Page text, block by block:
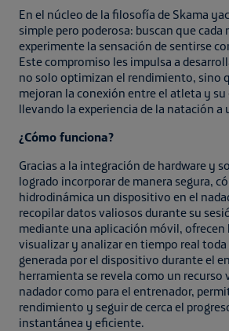
En el núcleo de la filosofía de Skama
simple pero poderosa: buscan que cada
experimente la sensación de sentirse
Este compromiso les impulsa a
no solo optimizan el rendimiento, sino
mejoran la conexión entre el atleta y
llevando la experiencia de la natación a
¿Cómo funciona?
Gracias a la integración de hardware y
logrado incorporar de manera segura,
hidrodinámica un dispositivo en el
recopilar datos valiosos durante su
mediante una aplicación móvil, ofrecen
visualizar y analizar en tiempo real
generada por el dispositivo durante el
herramienta se revela como un recurso
nadador como para el entrenador,
rendimiento y seguir de cerca el
instantánea y eficiente.